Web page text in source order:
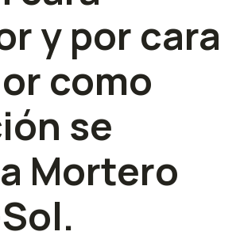
y por cara
como
se
Mortero